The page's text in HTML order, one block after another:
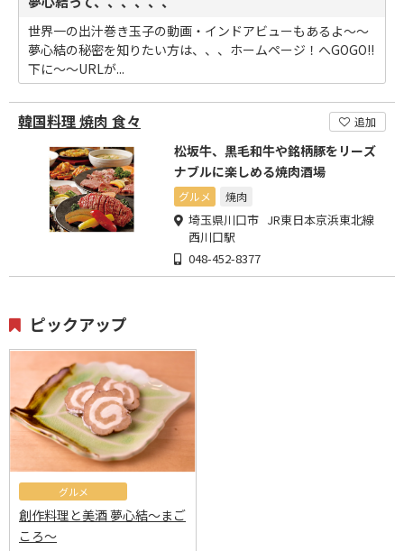
世界一の出汁巻き玉子の動画・インドアビューもあるよ～～
夢心結の秘密を知りたい方は、、、ホームページ！へGOGO!!
下に～～URLが...
韓国料理 焼肉 食々 追加
松坂牛、黒毛和牛や銘柄豚をリーズ
ナブルに楽しめる焼肉酒場
グルメ 焼肉
埼玉県川口市 JR東日本京浜東北線
西川口駅
048-452-8377
ピックアップ
グルメ
創作料理と美酒 夢心結～まご
ころ～